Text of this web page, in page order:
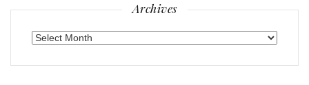
Archives
Archives